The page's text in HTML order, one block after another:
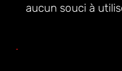
aucun souci à